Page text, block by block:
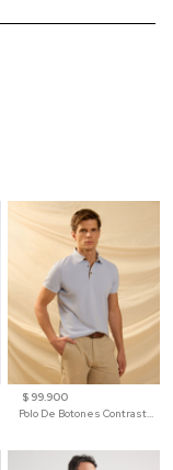
$ 99.900
Polo De Botones Contraste Para Hombre